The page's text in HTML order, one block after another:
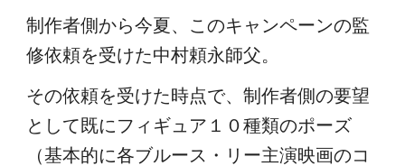
制作者側から今夏、このキャンペーンの監
修依頼を受けた中村頼永師父。
その依頼を受けた時点で、制作者側の要望
として既にフィギュア１０種類のポーズ
（基本的に各ブルース・リー主演映画のコ